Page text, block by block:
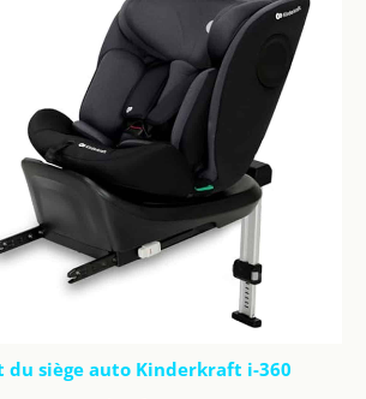
du siège auto Kinderkraft i-360